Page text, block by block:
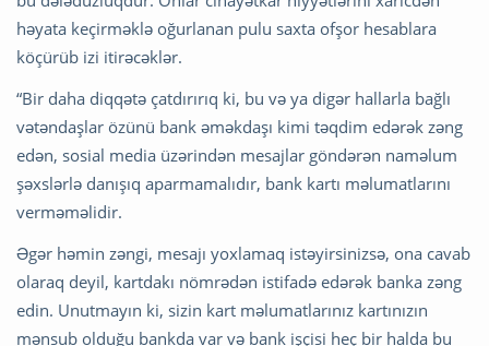
həyata keçirməklə oğurlanan pulu saxta ofşor hesablara
köçürüb izi itirəcəklər.
“Bir daha diqqətə çatdırırıq ki, bu və ya digər hallarla bağlı
vətəndaşlar özünü bank əməkdaşı kimi təqdim edərək zəng
edən, sosial media üzərindən mesajlar göndərən naməlum
şəxslərlə danışıq aparmamalıdır, bank kartı məlumatlarını
verməməlidir.
Əgər həmin zəngi, mesajı yoxlamaq istəyirsinizsə, ona cavab
olaraq deyil, kartdakı nömrədən istifadə edərək banka zəng
edin. Unutmayın ki, sizin kart məlumatlarınız kartınızın
mənsub olduğu bankda var və bank işçisi heç bir halda bu